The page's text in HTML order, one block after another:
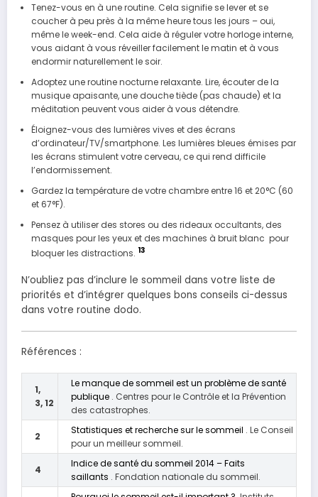
Tenez-vous en à une routine. Cela signifie se lever et se
coucher à peu près à la même heure tous les jours – oui,
même le week-end. Cela aide à réguler votre horloge interne,
vous aidant à vous réveiller facilement le matin et à vous
endormir naturellement le soir.
Adoptez une routine nocturne relaxante. Lire, écouter de la
musique apaisante, une douche tiède (pas chaude) et la
méditation peuvent vous aider à vous détendre.
Éloignez-vous des lumières vives et des écrans
d’ordinateur/TV/smartphone. Les lumières bleues émises par
les écrans stimulent votre cerveau, ce qui rend difficile
l’endormissement.
Gardez la température de votre chambre entre 16 et 20°C (60
et 67°F).
Pensez à utiliser des stores ou des rideaux occultants, des
masques pour les yeux et des machines à bruit blanc pour
bloquer les distractions. 13
N’oubliez pas d’inclure le sommeil dans votre liste de
priorités et d’intégrer quelques bons conseils ci-dessus
dans votre routine dodo.
Références :
1,
3, 12
Le manque de sommeil est un problème de santé
publique . Centres pour le Contrôle et la Prévention
des catastrophes.
2
Statistiques et recherche sur le sommeil . Le Conseil
pour un meilleur sommeil.
4
Indice de santé du sommeil 2014 – Faits
saillants . Fondation nationale du sommeil.